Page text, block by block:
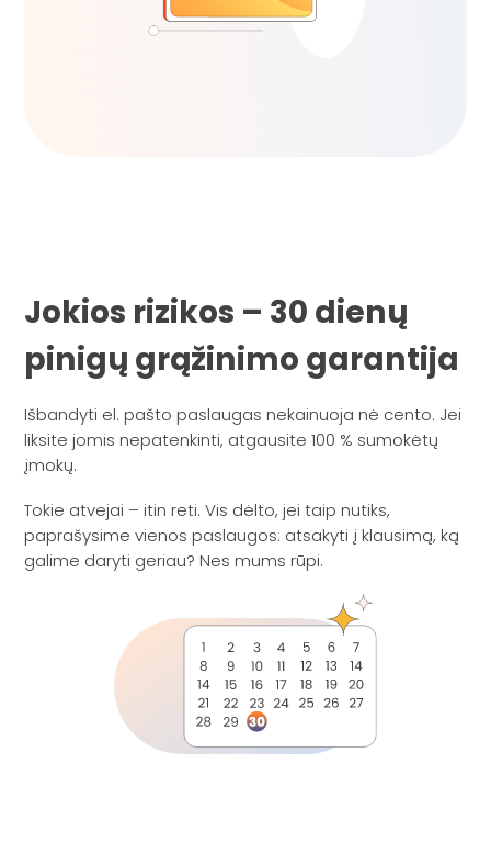
Jokios rizikos – 30 dienų
pinigų grąžinimo garantija
Išbandyti el. pašto paslaugas nekainuoja nė cento. Jei
liksite jomis nepatenkinti, atgausite 100 % sumokėtų
įmokų.
Tokie atvejai – itin reti. Vis dėlto, jei taip nutiks,
paprašysime vienos paslaugos: atsakyti į klausimą, ką
galime daryti geriau? Nes mums rūpi.